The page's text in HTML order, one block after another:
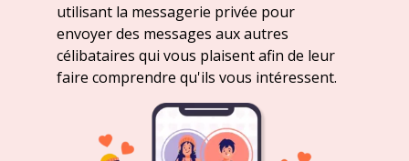
utilisant la messagerie privée pour
envoyer des messages aux autres
célibataires qui vous plaisent afin de leur
faire comprendre qu'ils vous intéressent.